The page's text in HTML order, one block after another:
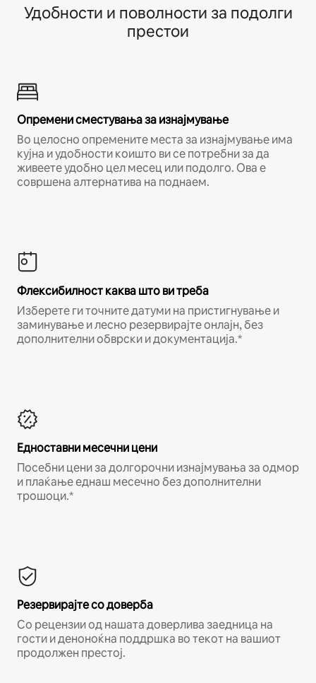
Удобности и поволности за подолги
престои
Опремени сместувања за изнајмување
Во целосно опремените места за изнајмување има
кујна и удобности коишто ви се потребни за да
живеете удобно цел месец или подолго. Ова е
совршена алтернатива на поднаем.
Флексибилност каква што ви треба
Изберете ги точните датуми на пристигнување и
заминување и лесно резервирајте онлајн, без
дополнителни обврски и документација.*
Едноставни месечни цени
Посебни цени за долгорочни изнајмувања за одмор
и плаќање еднаш месечно без дополнителни
трошоци.*
Резервирајте со доверба
Со рецензии од нашата доверлива заедница на
гости и деноноќна поддршка во текот на вашиот
продолжен престој.